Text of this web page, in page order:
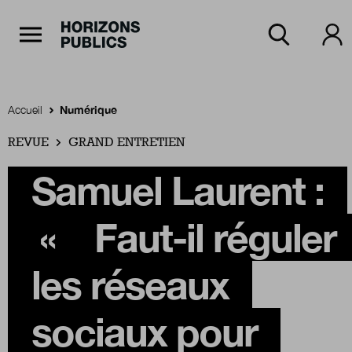
Accueil
Rubriques
Thèmes
Numéros
Accueil Numérique
REVUE GRAND ENTRETIEN
Samuel Laurent :
«
Faut-il réguler
les réseaux
sociaux pour